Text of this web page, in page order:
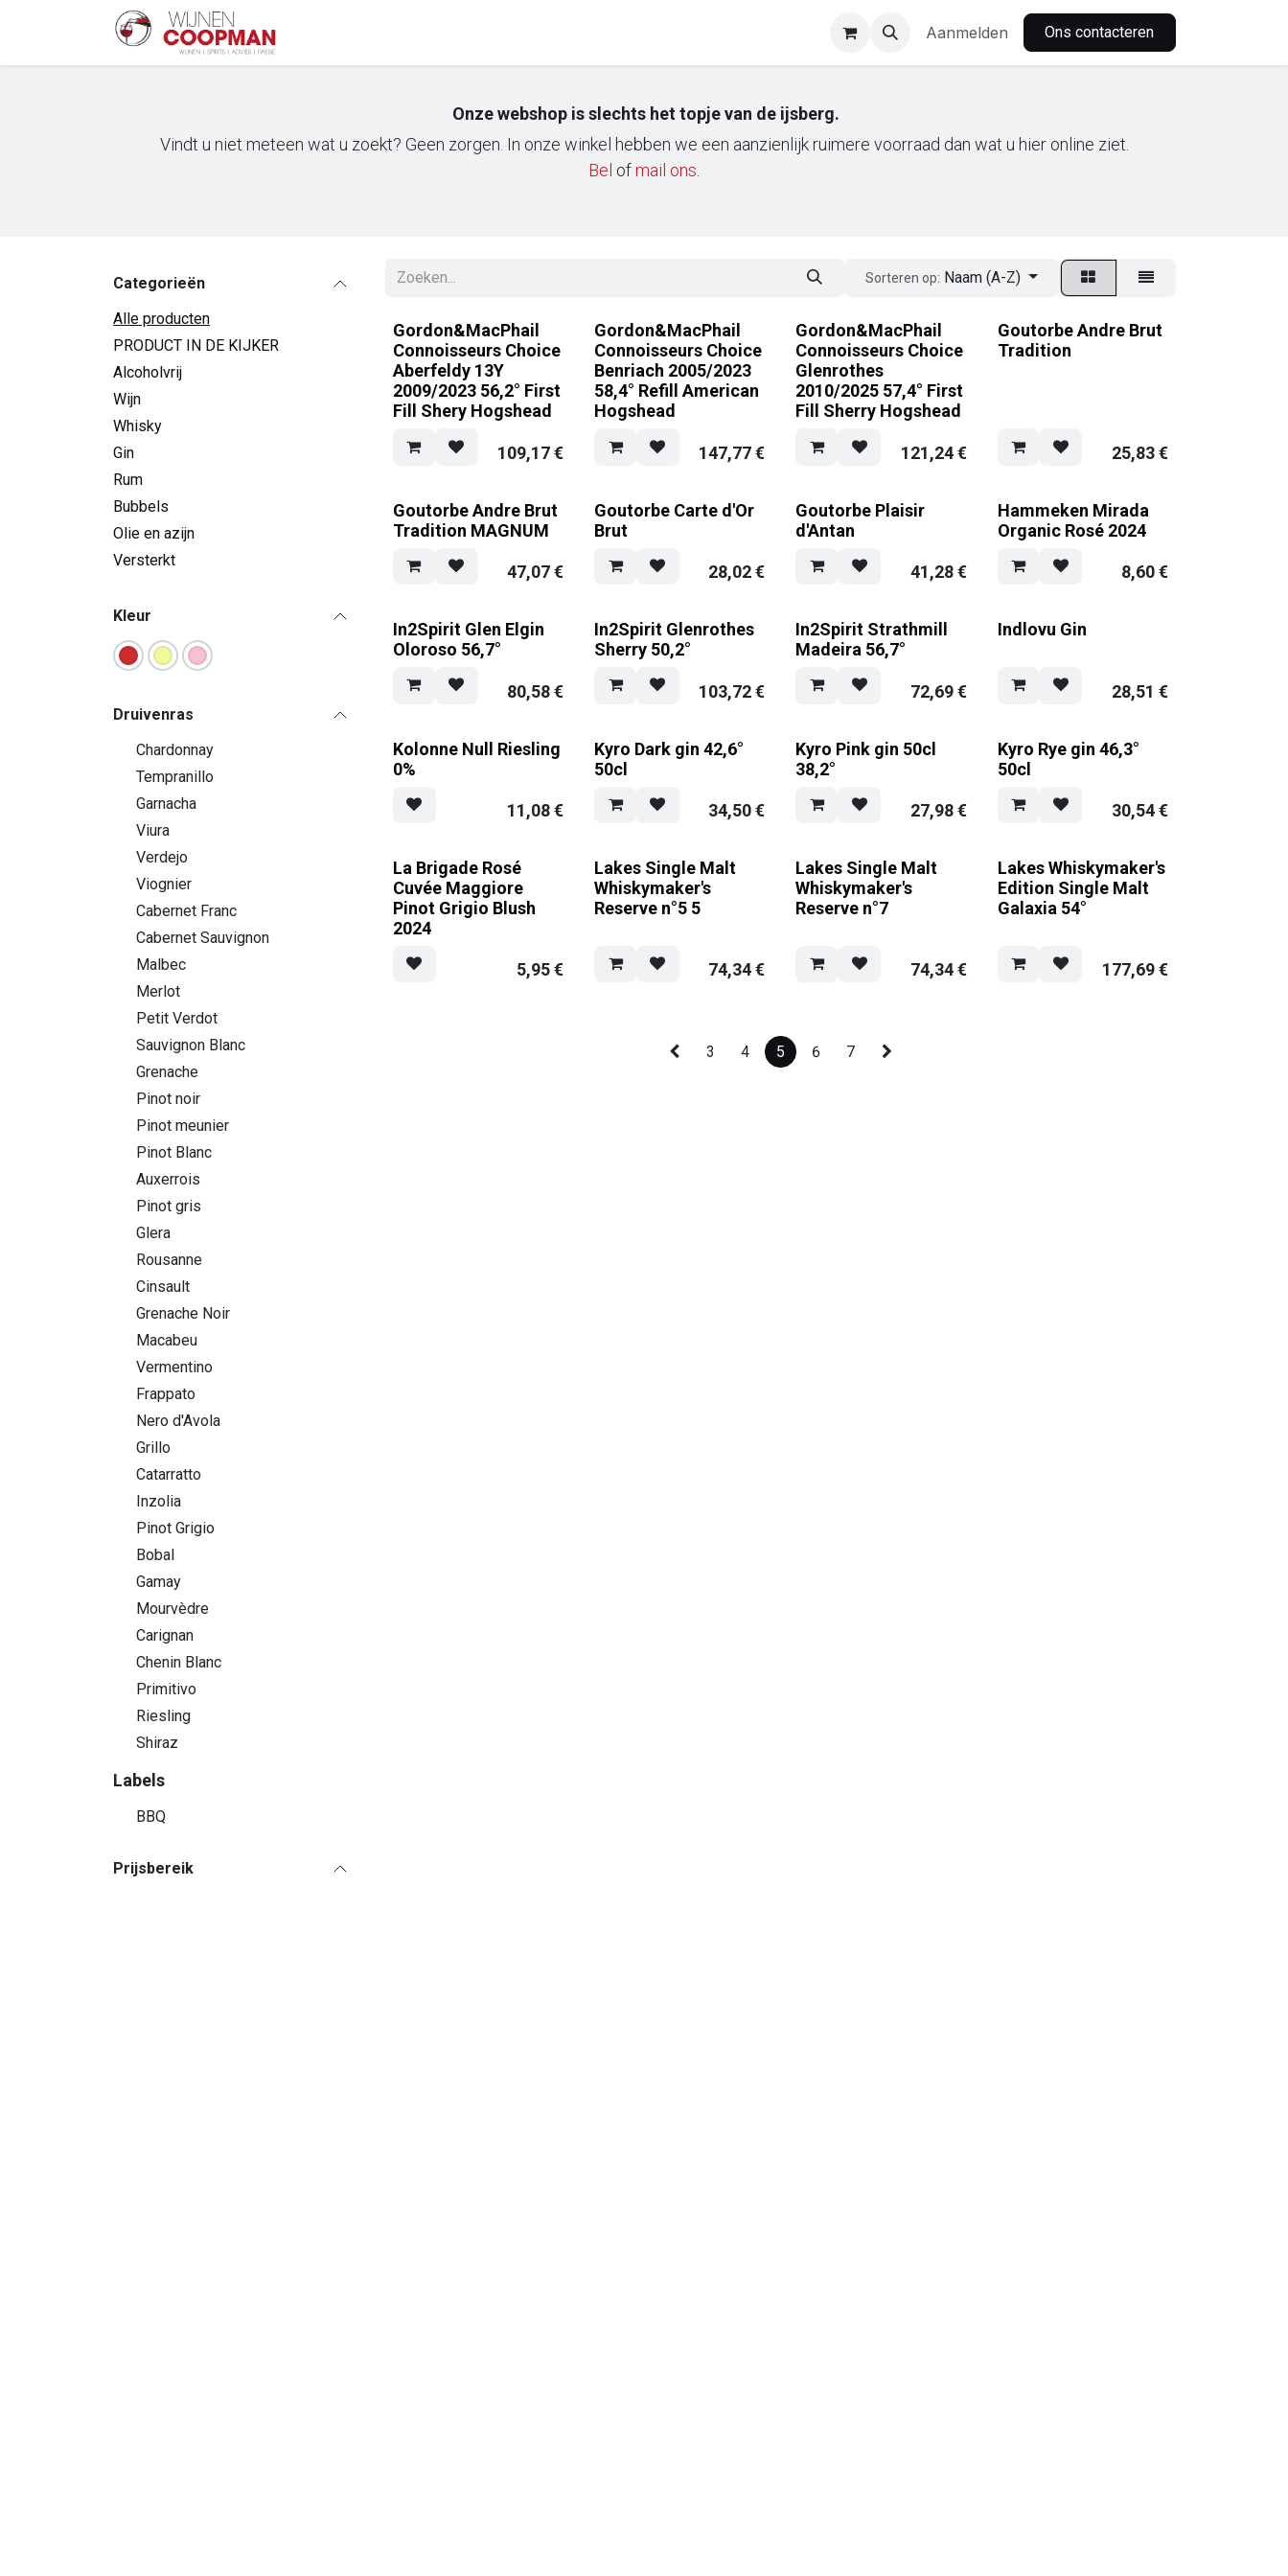
Overslaan naar inhoud
Onze mobiele wijnbar Aanmelden Ons contacteren
Onze webshop is slechts het topje van de ijsberg.
Vindt u niet meteen wat u zoekt? Geen zorgen. In onze winkel hebben we een aanzienlijk ruimere voorraad dan wat u hier online ziet.
Bel ofm​ail ons
Categorieën
Alle producten
PRODUCT IN DE KIJKER
Alcoholvrij
Wijn
Whisky
Gin
Rum
Bubbels
Olie en azijn
Versterkt
Kleur
Druivenras
Chardonnay
Tempranillo
Garnacha
Viura
Verdejo
Viognier
Cabernet Franc
Cabernet Sauvignon
Malbec
Merlot
Petit Verdot
Sauvignon Blanc
Grenache
Pinot noir
Pinot meunier
Pinot Blanc
Auxerrois
Pinot gris
Glera
Rousanne
Cinsault
Grenache Noir
Macabeu
Vermentino
Frappato
Nero d'Avola
Grillo
Catarratto
Inzolia
Pinot Grigio
Bobal
Gamay
Mourvèdre
Carignan
Chenin Blanc
Primitivo
Riesling
Shiraz
Labels
BBQ
Prijsbereik
Sorteren op: Naam (A-Z)
Gordon&MacPhail
Connoisseurs Choice
Aberfeldy 13Y
2009/2023 56,2° First
Fill Shery Hogshead
109,17€
Gordon&MacPhail
Connoisseurs Choice
Benriach 2005/2023
58,4° Refill American
Hogshead
147,77€
Gordon&MacPhail
Connoisseurs Choice
Glenrothes
2010/2025 57,4° First
Fill Sherry Hogshead
121,24€
Goutorbe Andre Brut
Tradition
25,83€
Goutorbe Andre Brut
Tradition MAGNUM
47,07€
Goutorbe Carte d'Or
Brut
28,02€
Goutorbe Plaisir
d'Antan
41,28€
Hammeken Mirada
Organic Rosé 2024
8,60€
In2Spirit Glen Elgin
Oloroso 56,7°
80,58€
In2Spirit Glenrothes
Sherry 50,2°
103,72€
In2Spirit Strathmill
Madeira 56,7°
72,69€
Indlovu Gin
28,51 €
Kolonne Null Riesling
0%
11,08€
Kyro Dark gin 42,6°
50cl
34,50€
Kyro Pink gin 50cl
38,2°
27,98€
Kyro Rye gin 46,3°
50cl
30,54€
La Brigade Rosé
Cuvée Maggiore
Pinot Grigio Blush
2024
5,95€
Lakes Single Malt
Whiskymaker's
Reserve n°5 5
74,34€
Lakes Single Malt
Whiskymaker's
Reserve n°7
74,34€
Lakes Whiskymaker's
Edition Single Malt
Galaxia 54°
177,69€
3 4 5 6 7